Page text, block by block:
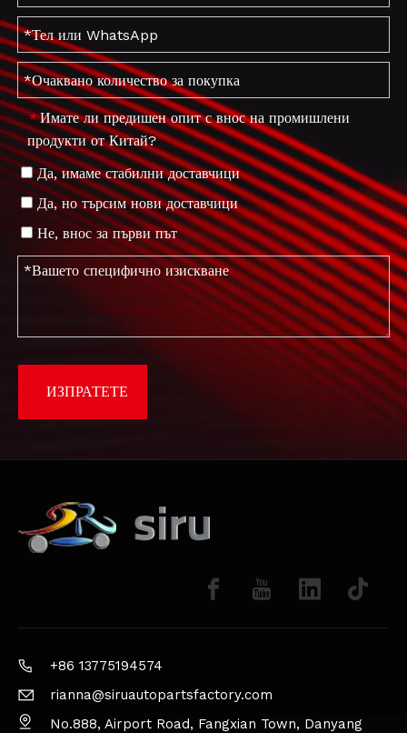
* Имате ли предишен опит с внос на промишлени
продукти от Китай?
Да, имаме стабилни доставчици
Да, но търсим нови доставчици
Не, внос за първи път
ИЗПРАТЕТЕ
+86 13775194574
rianna@siruautopartsfactory.com
No.888, Airport Road, Fangxian Town, Danyang